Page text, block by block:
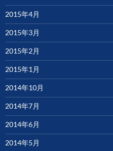
2015年4月
2015年3月
2015年2月
2015年1月
2014年10月
2014年7月
2014年6月
2014年5月